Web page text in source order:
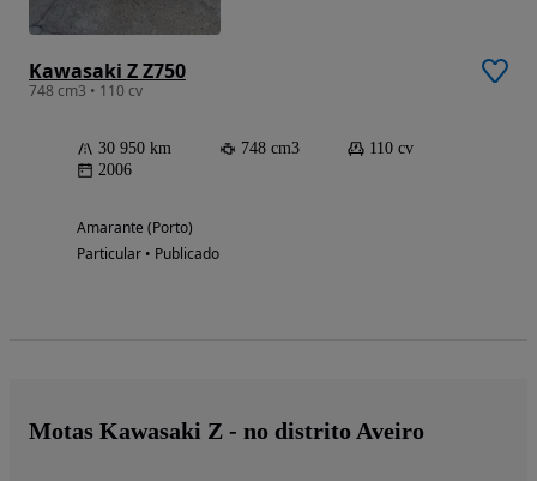
Kawasaki Z Z750
748 cm3 • 110 cv
30 950 km 748 cm3
110 cv
2006
Amarante (Porto)
Particular • Publicado
Motas Kawasaki Z - no distrito Aveiro